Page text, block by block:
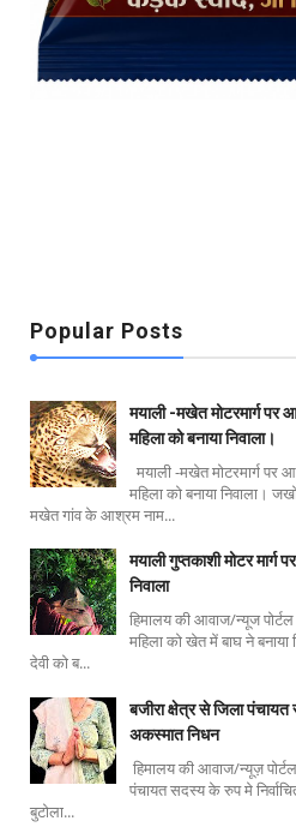
Popular Posts
मयाली -मखेत मोटरमार्ग पर
महिला को बनाया निवाला।
मयाली -मखेत मोटरमार्ग पर
महिला को बनाया निवाला।
मखेत गांव के आश्रम नाम...
मयाली गुप्तकाशी मोटर मार्ग
निवाला
हिमालय की आवाज/न्यूज
महिला को खेत में बाघ ने बनाया
देवी को ब...
बजीरा क्षेत्र से जिला पंचायत
अकस्मात निधन
हिमालय की आवाज/न्यूज़
पंचायत सदस्य के रुप मे
बुटोला...